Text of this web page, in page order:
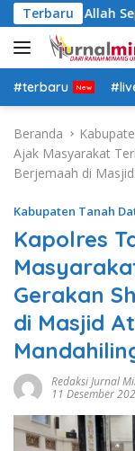
a
g
u
Terbaru
Insya Allah
#terbaru
Beranda
Ajak Masyarakat
Berjemaah di
Kabupaten Tanah
Kapolres
Gerakan
di Masjid
Redaksi Jurnal
11 Desember